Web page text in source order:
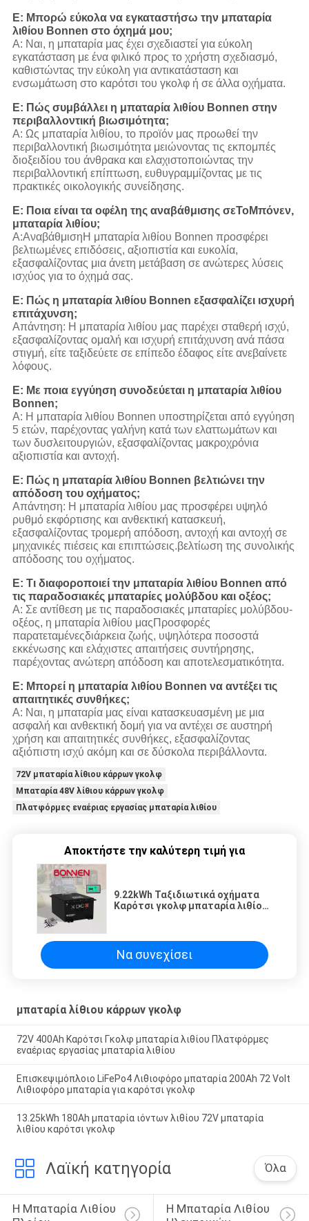
Ε: Μπορώ εύκολα να εγκαταστήσω την μπαταρία
λιθίου Bonnen στο όχημά μου;
Α: Ναι, η μπαταρία μας έχει σχεδιαστεί για εύκολη
εγκατάσταση με ένα φιλικό προς το χρήστη σχεδιασμό,
καθιστώντας την εύκολη για αντικατάσταση και
ενσωμάτωση στο καρότσι του γκολφ ή σε άλλα οχήματα.
Ε: Πώς συμβάλλει η μπαταρία λιθίου Bonnen στην
περιβαλλοντική βιωσιμότητα;
Α: Ως μπαταρία λιθίου, το προϊόν μας προωθεί την
περιβαλλοντική βιωσιμότητα μειώνοντας τις εκπομπές
διοξειδίου του άνθρακα και ελαχιστοποιώντας την
περιβαλλοντική επίπτωση, ευθυγραμμίζοντας με τις
πρακτικές οικολογικής συνείδησης.
Ε: Ποια είναι τα οφέλη της αναβάθμισης σεΤοΜπόνεν,
μπαταρία λιθίου;
Α:ΑναβάθμισηΗ μπαταρία λιθίου Bonnen προσφέρει
βελτιωμένες επιδόσεις, αξιοπιστία και ευκολία,
εξασφαλίζοντας μια άνετη μετάβαση σε ανώτερες λύσεις
ισχύος για το όχημά σας.
Ε: Πώς η μπαταρία λιθίου Bonnen εξασφαλίζει ισχυρή
επιτάχυνση;
Απάντηση: Η μπαταρία λιθίου μας παρέχει σταθερή ισχύ,
εξασφαλίζοντας ομαλή και ισχυρή επιτάχυνση ανά πάσα
στιγμή, είτε ταξιδεύετε σε επίπεδο έδαφος είτε ανεβαίνετε
λόφους.
Ε: Με ποια εγγύηση συνοδεύεται η μπαταρία λιθίου
Bonnen;
Α: Η μπαταρία λιθίου Bonnen υποστηρίζεται από εγγύηση
5 ετών, παρέχοντας γαλήνη κατά των ελαττωμάτων και
των δυσλειτουργιών, εξασφαλίζοντας μακροχρόνια
αξιοπιστία και αντοχή.
Ε: Πώς η μπαταρία λιθίου Bonnen βελτιώνει την
απόδοση του οχήματος;
Απάντηση: Η μπαταρία λιθίου μας προσφέρει υψηλό
ρυθμό εκφόρτισης και ανθεκτική κατασκευή,
εξασφαλίζοντας τρομερή απόδοση, αντοχή και αντοχή σε
μηχανικές πιέσεις και επιπτώσεις.βελτίωση της συνολικής
απόδοσης του οχήματος.
Ε: Τι διαφοροποιεί την μπαταρία λιθίου Bonnen από
τις παραδοσιακές μπαταρίες μολύβδου και οξέος;
Α: Σε αντίθεση με τις παραδοσιακές μπαταρίες μολύβδου-
οξέος, η μπαταρία λιθίου μαςΠροσφορές
παρατεταμένεςδιάρκεια ζωής, υψηλότερα ποσοστά
εκκένωσης και ελάχιστες απαιτήσεις συντήρησης,
παρέχοντας ανώτερη απόδοση και αποτελεσματικότητα.
Ε: Μπορεί η μπαταρία λιθίου Bonnen να αντέξει τις
απαιτητικές συνθήκες;
Α: Ναι, η μπαταρία μας είναι κατασκευασμένη με μια
ασφαλή και ανθεκτική δομή για να αντέχει σε αυστηρή
χρήση και απαιτητικές συνθήκες, εξασφαλίζοντας
αξιόπιστη ισχύ ακόμη και σε δύσκολα περιβάλλοντα.
72V μπαταρία λίθιου κάρρων γκολφ
Μπαταρία 48V λίθιου κάρρων γκολφ
Πλατφόρμες εναέριας εργασίας μπαταρία λιθίου
Αποκτήστε την καλύτερη τιμή για
9.22kWh Ταξιδιωτικά οχήματα
Καρότσι γκολφ μπαταρία λιθίου
Να συνεχίσει
μπαταρία λίθιου κάρρων γκολφ
72V 400Ah Καρότσι Γκολφ μπαταρία λιθίου Πλατφόρμες
εναέριας εργασίας μπαταρία λιθίου
Επισκεψιμόπλοιο LiFePo4 Λιθιοφόρο μπαταρία 200Ah 72 Volt
Λιθιοφόρο μπαταρία για καρότσι γκολφ
13.25kWh 180Ah μπαταρία ιόντων λιθίου 72V μπαταρία
λιθίου καρότσι γκολφ
Λαϊκή κατηγορία Όλα
Η Μπαταρία Λιθίου
Η Μπαταρία Λιθίου